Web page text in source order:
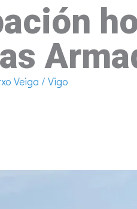
Veiga / Vigo